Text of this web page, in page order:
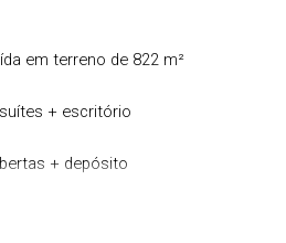
em terreno de 822 m²
+ escritório
+ depósito